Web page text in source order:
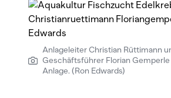
Anlageleiter Christian Rüttimann
Geschäftsführer Florian Gemperle
Anlage. (Ron Edwards)